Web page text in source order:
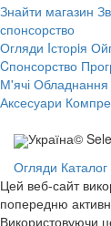
Знайти магазин
спонсорство
Огляди Iсторiя
Cпонсорство
М'ячі Обладнання
Аксесуари
Україна©
Огляди Каталог
Цей веб-сайт
попередню
Використовуючи